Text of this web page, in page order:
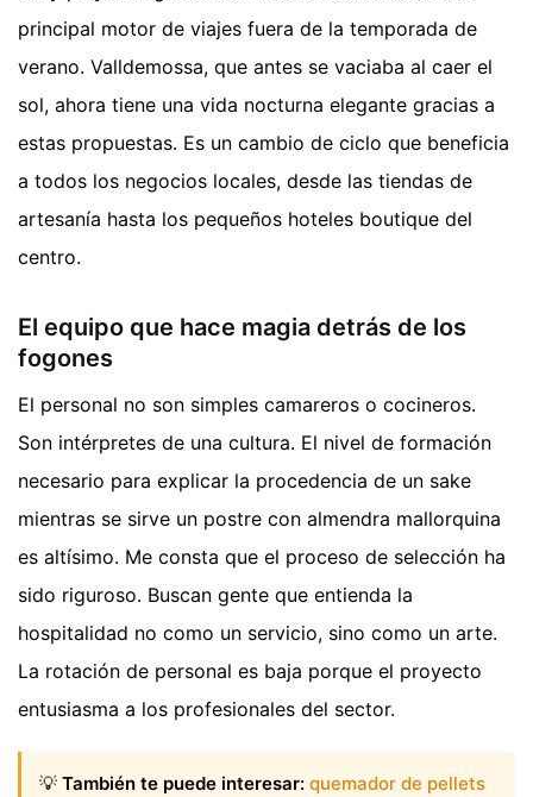
principal motor de viajes fuera de la temporada de
verano. Valldemossa, que antes se vaciaba al caer el
sol, ahora tiene una vida nocturna elegante gracias a
estas propuestas. Es un cambio de ciclo que beneficia
a todos los negocios locales, desde las tiendas de
artesanía hasta los pequeños hoteles boutique del
centro.
El equipo que hace magia detrás de los
fogones
El personal no son simples camareros o cocineros.
Son intérpretes de una cultura. El nivel de formación
necesario para explicar la procedencia de un sake
mientras se sirve un postre con almendra mallorquina
es altísimo. Me consta que el proceso de selección ha
sido riguroso. Buscan gente que entienda la
hospitalidad no como un servicio, sino como un arte.
La rotación de personal es baja porque el proyecto
entusiasma a los profesionales del sector.
💡 También te puede interesar: quemador de pellets